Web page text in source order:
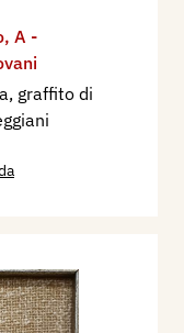
, A -
graffito di